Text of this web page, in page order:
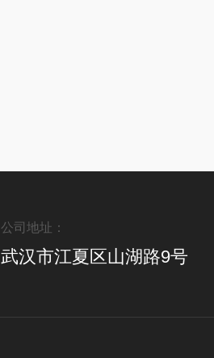
公司地址：
武汉市江夏区山湖路9号